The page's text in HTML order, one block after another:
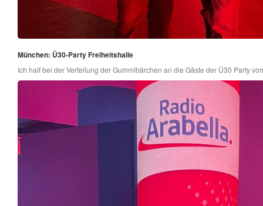
München: Ü30-Party Freiheitshalle
Ich half bei der Verteilung der Gummibärchen an die Gäste der Ü30 Party